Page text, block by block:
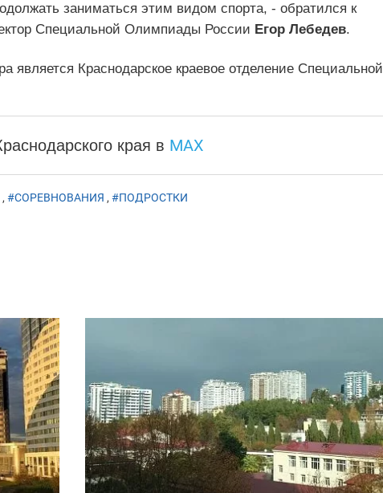
заниматься этим видом спорта, - обратился к
Специальной Олимпиады России Егор Лебедев.
является Краснодарское краевое отделение Специальной
края в MAX
, #СОРЕВНОВАНИЯ , #ПОДРОСТКИ